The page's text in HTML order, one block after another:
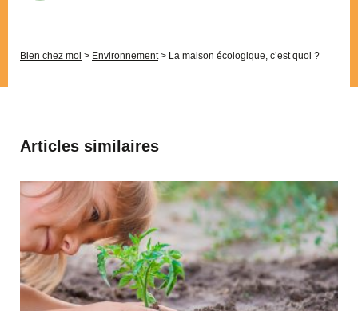
Bien chez moi > Environnement> La maison écologique, c’est quoi ?
Articles similaires